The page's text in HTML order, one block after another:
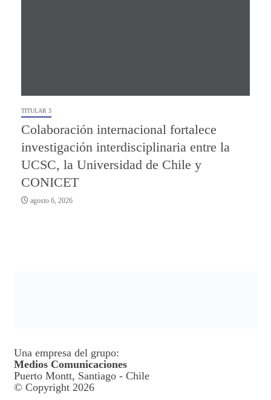
TITULAR 3
Colaboración internacional fortalece
investigación interdisciplinaria entre la
UCSC, la Universidad de Chile y
CONICET
agosto 6, 2026
Una empresa del grupo:
Medios Comunicaciones
Puerto Montt, Santiago - Chile
© Copyright 2026